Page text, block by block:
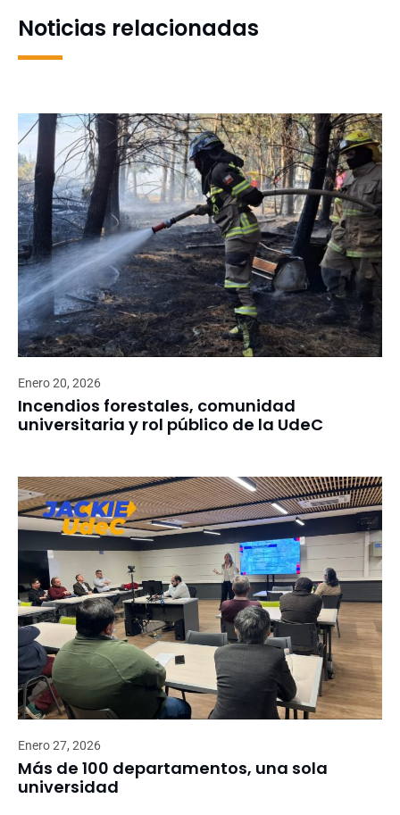
Noticias relacionadas
Enero 20, 2026
Incendios forestales, comunidad
universitaria y rol público de la UdeC
Enero 27, 2026
Más de 100 departamentos, una sola
universidad